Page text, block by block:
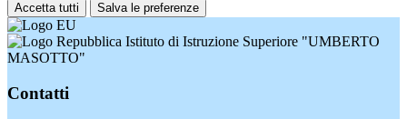
Accetta tutti Salva le preferenze
Istituto di Istruzione Superiore "UMBERTO
MASOTTO"
Contatti